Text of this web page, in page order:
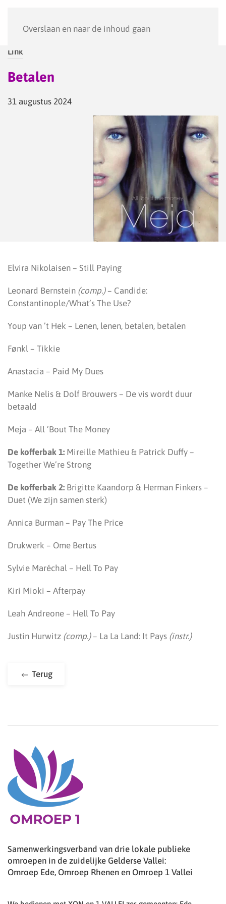
Overslaan en naar de inhoud gaan
Link
Betalen
31 augustus 2024
Elvira Nikolaisen – Still Paying
Leonard Bernstein (comp.)– Candide:
Constantinople/What’s The Use?
Youp van ’t Hek – Lenen, lenen, betalen, betalen
Fønkl – Tikkie
Anastacia – Paid My Dues
Manke Nelis & Dolf Brouwers – De vis wordt duur
betaald
Meja – All ’Bout The Money
De kofferbak 1: Mireille Mathieu & Patrick Duffy –
Together We’re Strong
De kofferbak 2: Brigitte Kaandorp & Herman Finkers –
Duet (We zijn samen sterk)
Annica Burman – Pay The Price
Drukwerk – Ome Bertus
Sylvie Maréchal – Hell To Pay
Kiri Mioki – Afterpay
Leah Andreone – Hell To Pay
Justin Hurwitz (comp.)– La La Land: It Pays (instr.)
Terug
Samenwerkingsverband van drie lokale publieke
omroepen in de zuidelijke Gelderse Vallei:
Omroep Ede, Omroep Rhenen en Omroep 1 Vallei